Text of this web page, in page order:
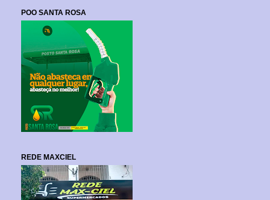
POO SANTA ROSA
REDE MAXCIEL